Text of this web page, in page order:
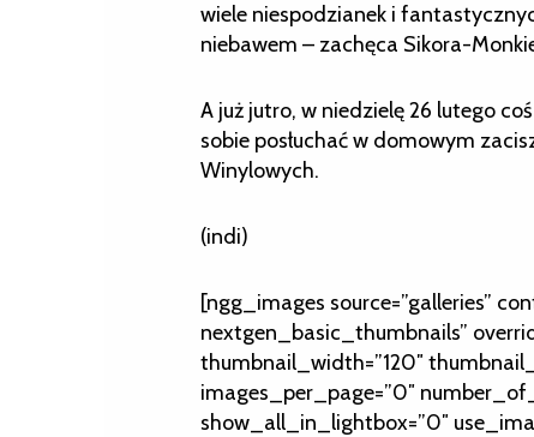
wiele niespodzianek i
niebawem – zachęca Sikora-
A już jutro, w niedzielę 26 lutego
sobie posłuchać w domowym
Winylowych.
(indi)
[ngg_images source=”galleries”
nextgen_basic_thumbnails”
thumbnail_width=”120″
images_per_page=”0″
show_all_in_lightbox=”0″